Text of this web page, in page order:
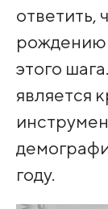
ответить,
рождению
этого
является
году.